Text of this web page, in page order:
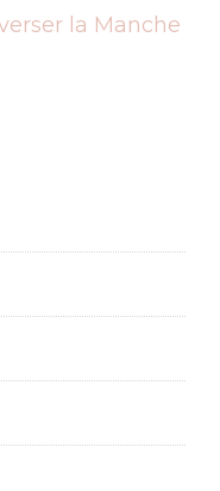
la Manche